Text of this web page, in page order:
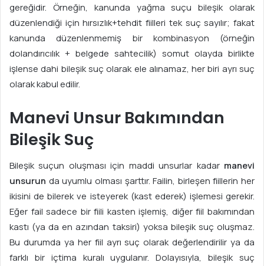
gereğidir. Örneğin, kanunda yağma suçu bileşik olarak
düzenlendiği için hırsızlık+tehdit fiilleri tek suç sayılır; fakat
kanunda düzenlenmemiş bir kombinasyon (örneğin
dolandırıcılık + belgede sahtecilik) somut olayda birlikte
işlense dahi bileşik suç olarak ele alınamaz, her biri ayrı suç
olarak kabul edilir.
Manevi Unsur Bakımından
Bileşik Suç
Bileşik suçun oluşması için maddi unsurlar kadar manevi
unsurun da uyumlu olması şarttır. Failin, birleşen fiillerin her
ikisini de bilerek ve isteyerek (kast ederek) işlemesi gerekir.
Eğer fail sadece bir fiili kasten işlemiş, diğer fiil bakımından
kastı (ya da en azından taksiri) yoksa bileşik suç oluşmaz.
Bu durumda ya her fiil ayrı suç olarak değerlendirilir ya da
farklı bir içtima kuralı uygulanır. Dolayısıyla, bileşik suç